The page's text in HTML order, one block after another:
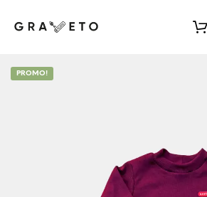
PROMO!